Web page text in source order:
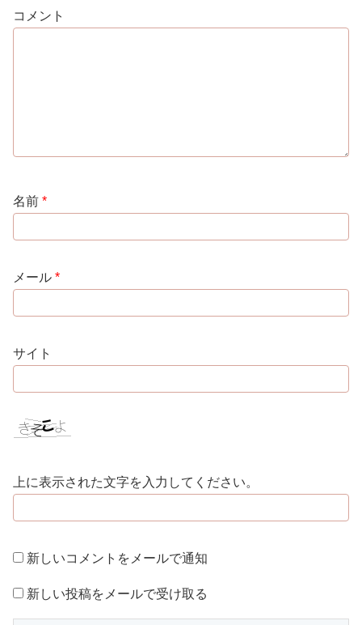
コメント
名前 *
メール *
サイト
上に表示された文字を入力してください。
新しいコメントをメールで通知
新しい投稿をメールで受け取る